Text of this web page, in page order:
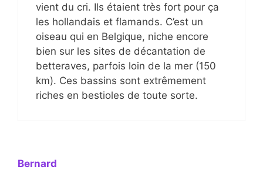
vient du cri. Ils étaient très fort pour ça
les hollandais et flamands. C’est un
oiseau qui en Belgique, niche encore
bien sur les sites de décantation de
betteraves, parfois loin de la mer (150
km). Ces bassins sont extrêmement
riches en bestioles de toute sorte.
Bernard